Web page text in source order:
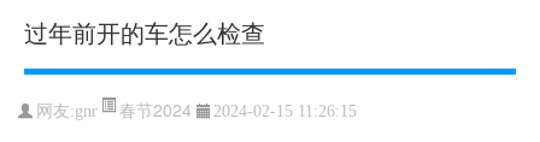
过年前开的车怎么检查
网友:gnr 春节2024 2024-02-15 11:26:15